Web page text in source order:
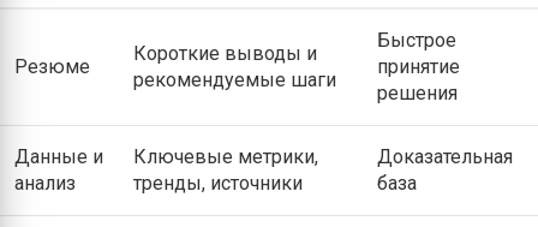
Резюме
Короткие выводы и
рекомендуемые шаги
Быстрое
принятие
решения
Данные и
анализ
Ключевые метрики,
тренды, источники
Доказательная
база